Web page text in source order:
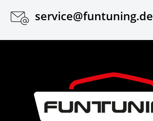
service@funtuning.de